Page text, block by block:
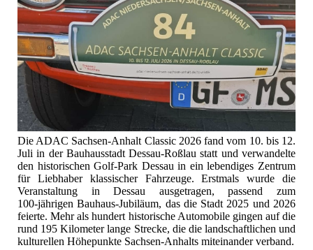
Die ADAC Sachsen‑Anhalt Classic 2026 fand vom 10. bis 12.
Juli in der Bauhausstadt Dessau‑Roßlau statt und verwandelte
den historischen Golf‑Park Dessau in ein lebendiges Zentrum
für Liebhaber klassischer Fahrzeuge. Erstmals wurde die
Veranstaltung in Dessau ausgetragen, passend zum
100‑jährigen Bauhaus‑Jubiläum, das die Stadt 2025 und 2026
feierte. Mehr als hundert historische Automobile gingen auf die
rund 195 Kilometer lange Strecke, die die landschaftlichen und
kulturellen Höhepunkte Sachsen‑Anhalts miteinander verband.